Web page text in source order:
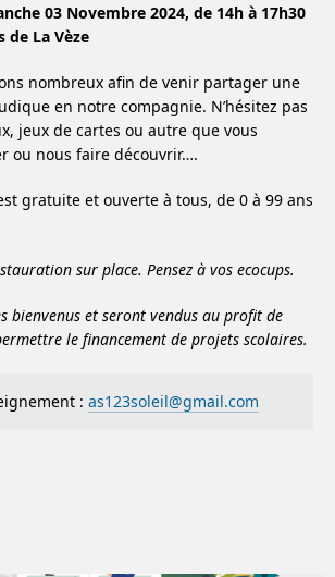
03 Novembre 2024, de 14h à 17h30
de La Vèze
nombreux afin de venir partager une
en notre compagnie. N’hésitez pas
jeux de cartes ou autre que vous
ou nous faire découvrir….
gratuite et ouverte à tous, de 0 à 99 ans
sur place. Pensez à vos ecocups.
bienvenus et seront vendus au profit de
le financement de projets scolaires.
: as123soleil@gmail.com